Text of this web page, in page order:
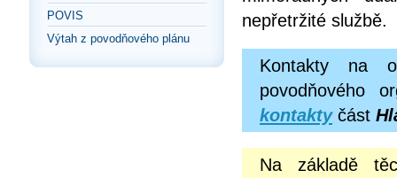
POVIS
Výtah z povodňového plánu
nepřetržité službě.
Kontakty na
povodňového
kontaktyčást
Na základě